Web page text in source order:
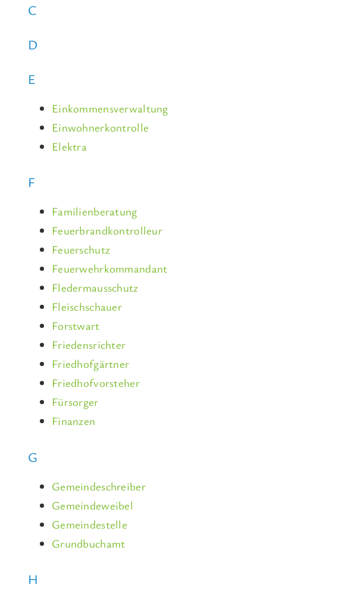
C
D
E
Einkommensverwaltung
Einwohnerkontrolle
Elektra
F
Familienberatung
Feuerbrandkontrolleur
Feuerschutz
Feuerwehrkommandant
Fledermausschutz
Fleischschauer
Forstwart
Friedensrichter
Friedhofgärtner
Friedhofvorsteher
Fürsorger
Finanzen
G
Gemeindeschreiber
Gemeindeweibel
Gemeindestelle
Grundbuchamt
H